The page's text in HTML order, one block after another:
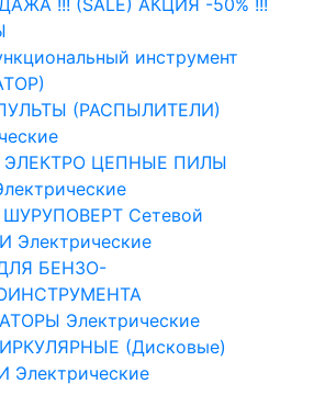
!!! (SALE) АКЦИЯ -50% !!!
инструмент
(РАСПЫЛИТЕЛИ)
ЭЛЕКТРО ЦЕПНЫЕ ПИЛЫ
Сетевой
Электрические
БЕНЗО-
Электрические
(Дисковые)
Электрические